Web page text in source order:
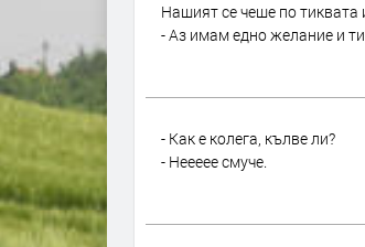
Нашият се чеше по тиквата
- Аз имам едно желание и
- Как е колега, кълве ли?
- Неееее смуче.